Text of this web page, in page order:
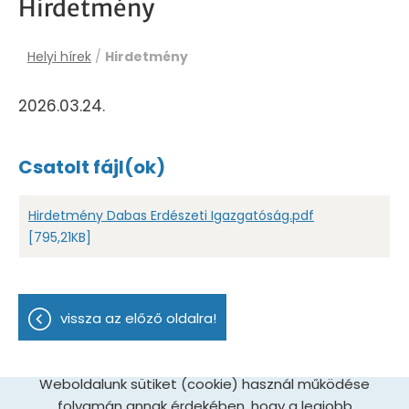
Hirdetmény
Helyi hírek / Hirdetmény
2026.03.24.
Csatolt fájl(ok)
Hirdetmény Dabas Erdészeti Igazgatóság.pdf
[795,21KB]
vissza az előző oldalra!
Weboldalunk sütiket (cookie) használ működése